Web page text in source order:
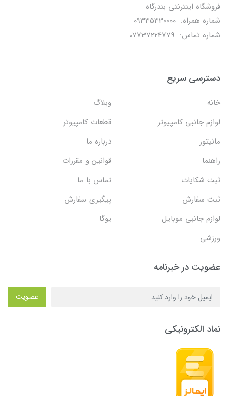
فروشگاه اینترنتی بندرگاه
شماره همراه: 09335330000
شماره تماس: 07737224779
دسترسی سریع
خانه
وبلاگ
لوازم جانبی کامپیوتر
قطعات کامپیوتر
مانیتور
درباره ما
راهنما
قوانین و مقررات
ثبت شکایات
تماس با ما
ثبت سفارش
پیگیری سفارش
لوازم جانبی موبایل
یوگا
ورزشی
عضویت در خبرنامه
عضویت
نماد الکترونیکی